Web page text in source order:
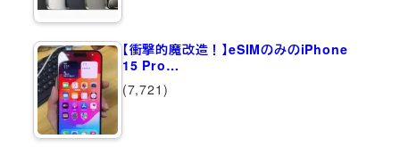
【衝撃的魔改造！】eSIMのみのiPhone
15 Pro…
(7,721)